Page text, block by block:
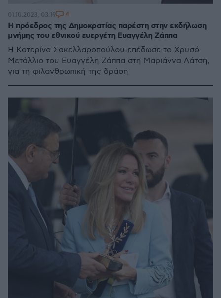
Η πρόεδρος της Δημοκρατίας παρέστη στην εκδήλωση
μνήμης του εθνικού ευεργέτη Ευαγγέλη Ζάππα
Η Κατερίνα Σακελλαροπούλου επέδωσε το Χρυσό
Μετάλλιο του Ευαγγέλη Ζάππα στη Μαριάννα Λάτση,
για τη φιλανθρωπική της δράση
01.10.2023, 03:19 4